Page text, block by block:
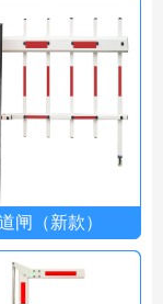
闸（新款）